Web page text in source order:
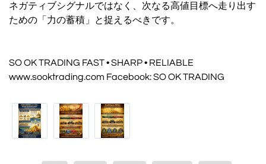
ネガティブシグナルではなく、次なる高値目標へ走り出す
ための「力の蓄積」と捉えるべきです。
SO OK TRADING FAST • SHARP • RELIABLE
www.sooktrading.com Facebook: SO OK TRADING